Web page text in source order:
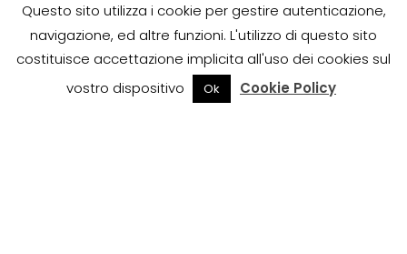
E-mail
Iscrivendomi accetto le regole sulla privacy di questo
Questo sito utilizza i cookie per gestire autenticazione,
navigazione, ed altre funzioni. L'utilizzo di questo sito
costituisce accettazione implicita all'uso dei cookies sul
vostro dispositivo
Ok Cookie Policy